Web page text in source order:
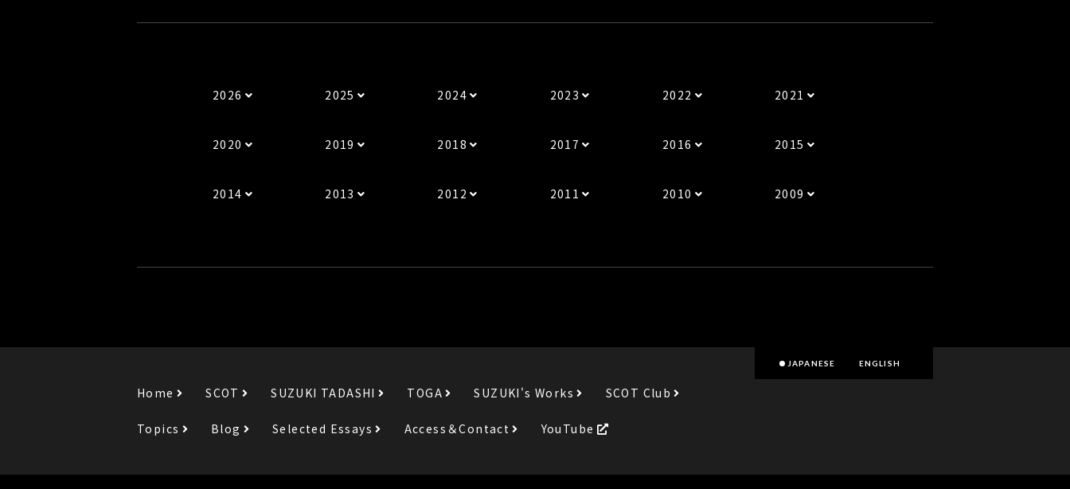
2026 2025 2024 2023 2022 2021
2020 2019 2018 2017 2016 2015
2014 2013 2012 2011 2010 2009
JAPANESE ENGLISH
Home SCOT SUZUKI TADASHI TOGA SUZUKI's Works SCOT Club
Topics Blog Selected Essays Access＆Contact YouTube